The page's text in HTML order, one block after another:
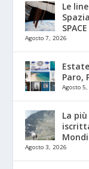
Le
Agosto 7, 2026
Paro,
Agosto
La
Agosto 3, 2026